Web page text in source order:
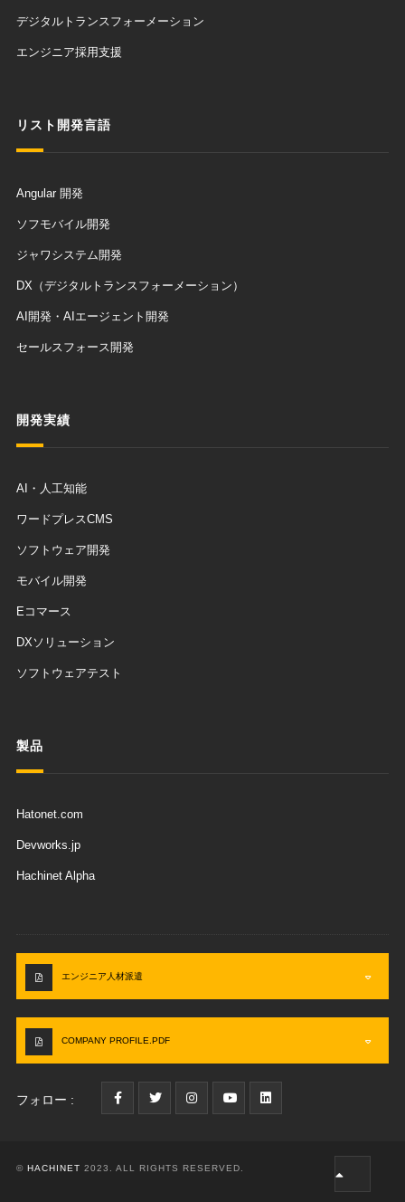
デジタルトランスフォーメーション
エンジニア採用支援
リスト開発言語
Angular 開発
ソフモバイル開発
ジャワシステム開発
DX（デジタルトランスフォーメーション）
AI開発・AIエージェント開発
セールスフォース開発
開発実績
AI・人工知能
ワードプレスCMS
ソフトウェア開発
モバイル開発
Eコマース
DXソリューション
ソフトウェアテスト
製品
Hatonet.com
Devworks.jp
Hachinet Alpha
エンジニア人材派遣
COMPANY PROFILE.PDF
フォロー :
© HACHINET 2023. ALL RIGHTS RESERVED.